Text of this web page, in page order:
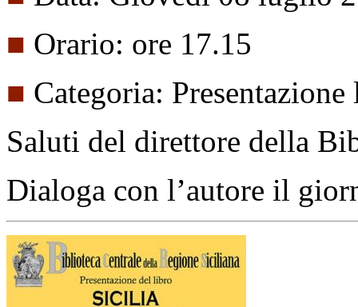
■ Orario: ore 17.15
■ Categoria:
Saluti del direttore della
Dialoga con l’autore il